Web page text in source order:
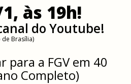
às 19h!
do Youtube!
Brasília)
para a FGV em 40
Completo)